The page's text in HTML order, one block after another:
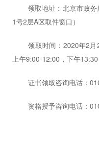
领取地址：北京市政
1号2层A区取件窗口 ）
领取时间： 2020年2月
上午9:00-12:00 ，下午
证书领取咨询电话：
资格授予咨询电话：